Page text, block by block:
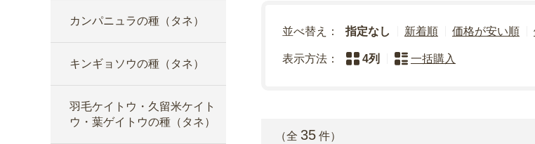
カンパニュラの種（タネ）
キンギョソウの種（タネ）
羽毛ケイトウ・久留米ケイト
ウ・葉ゲイトウの種（タネ）
並べ替え： 指定なし 新着順 価格が安い順
表示方法： 4列 一括購入
（全 35 件）